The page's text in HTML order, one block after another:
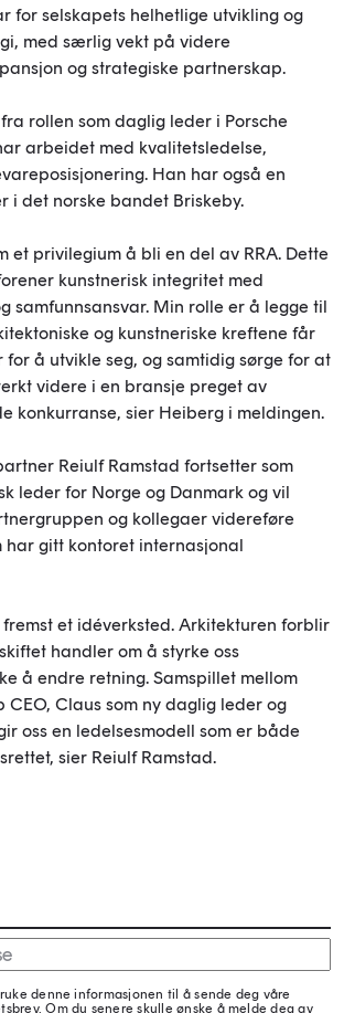
for selskapets helhetlige utvikling og
med særlig vekt på videre
og strategiske partnerskap.
rollen som daglig leder i Porsche
arbeidet med kvalitetsledelse,
Han har også en
i det norske bandet Briskeby.
et privilegium å bli en del av RRA. Dette
kunstnerisk integritet med
samfunnsansvar. Min rolle er å legge til
og kunstneriske kreftene får
for å utvikle seg, og samtidig sørge for at
videre i en bransje preget av
konkurranse, sier Heiberg i meldingen.
Reiulf Ramstad fortsetter som
leder for Norge og Danmark og vil
og kollegaer videreføre
har gitt kontoret internasjonal
fremst et idéverksted. Arkitekturen forblir
handler om å styrke oss
å endre retning. Samspillet mellom
CEO, Claus som ny daglig leder og
oss en ledelsesmodell som er både
sier Reiulf Ramstad.
denne informasjonen til å sende deg våre
Om du senere skulle ønske å melde deg av